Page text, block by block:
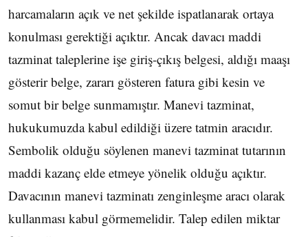
harcamaların açık ve net şekilde ispatlanarak ortaya
konulması gerektiği açıktır. Ancak davacı maddi
tazminat taleplerine işe giriş-çıkış belgesi, aldığı maaşı
gösterir belge, zararı gösteren fatura gibi kesin ve
somut bir belge sunmamıştır. Manevi tazminat,
hukukumuzda kabul edildiği üzere tatmin aracıdır.
Sembolik olduğu söylenen manevi tazminat tutarının
maddi kazanç elde etmeye yönelik olduğu açıktır.
Davacının manevi tazminatı zenginleşme aracı olarak
kullanması kabul görmemelidir. Talep edilen miktar